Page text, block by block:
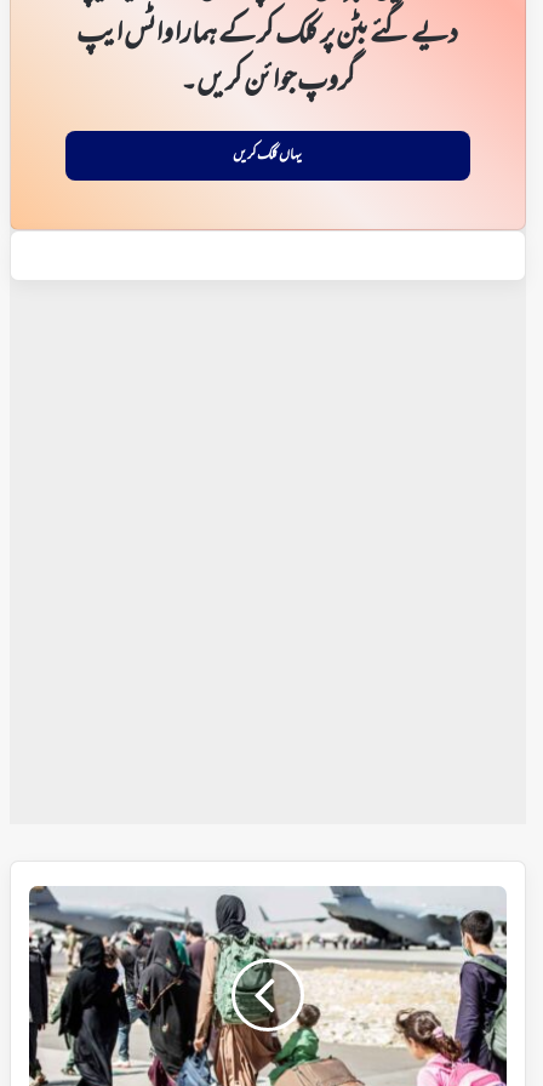
دیے گئے بٹن پر کلک کر کے ہمارا واٹس ایپ
گروپ جوائن کریں۔
یہاں کلک کریں
Afghan
citizens،
امریکہ
میں
مقیم
ہزاروں
افغان
شہریوں